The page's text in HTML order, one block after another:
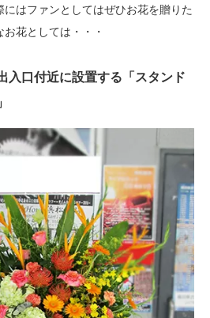
はファンとしてはぜひお花を贈りた
花としては・・・
入口付近に設置する「スタンド